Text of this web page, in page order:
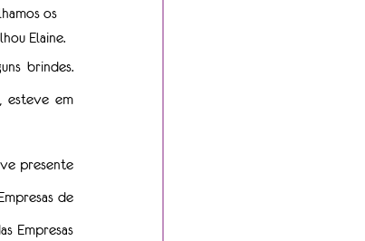
os
Elaine.
brindes.
esteve em
presente
de
Empresas